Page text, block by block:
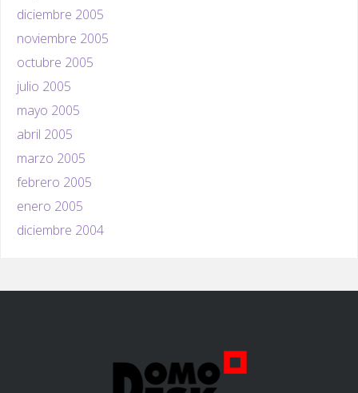
diciembre 2005
noviembre 2005
octubre 2005
julio 2005
mayo 2005
abril 2005
marzo 2005
febrero 2005
enero 2005
diciembre 2004